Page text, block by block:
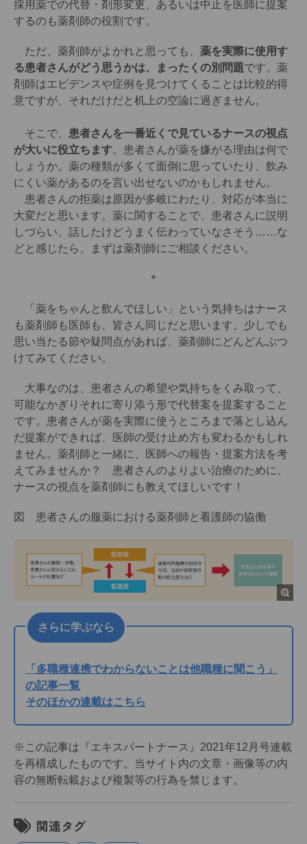
採用薬での代替・剤形変更、あるいは中止を医師に提案
するのも薬剤師の役割です。
ただ、薬剤師がよかれと思っても、 薬を実際に使用す
る患者さんがどう思うかは、まったくの別問題です。薬
剤師はエビデンスや症例を見つけてくることは比較的得
意ですが、それだけだと机上の空論に過ぎません。
そこで、 患者さんを一番近くで見ているナースの視点
が大いに役立ちます。患者さんが薬を嫌がる理由は何で
しょうか。薬の種類が多くて面倒に思っていたり、飲み
にくい薬があるのを言い出せないのかもしれません。
患者さんの拒薬は原因が多岐にわたり、対応が本当に
大変だと思います。薬に関することで、患者さんに説明
しづらい、話したけどうまく伝わっていなさそう……な
どと感じたら、まずは薬剤師にご相談ください。
＊
「薬をちゃんと飲んでほしい」という気持ちはナース
も薬剤師も医師も、皆さん同じだと思います。少しでも
思い当たる節や疑問点があれば、薬剤師にどんどんぶつ
けてみてください。
大事なのは、患者さんの希望や気持ちをくみ取って、
可能なかぎりそれに寄り添う形で代替案を提案すること
です。患者さんが薬を実際に使うところまで落とし込ん
だ提案ができれば、医師の受け止め方も変わるかもしれ
ません。薬剤師と一緒に、医師への報告・提案方法を考
えてみませんか？ 患者さんのよりよい治療のために、
ナースの視点を薬剤師にも教えてほしいです！
図 患者さんの服薬における薬剤師と看護師の協働
さらに学ぶなら
「多職種連携でわからないことは他職種に聞こう」
の記事一覧
そのほかの連載はこちら
※この記事は『エキスパートナース』2021年12月号連載
を再構成したものです。当サイト内の文章・画像等の内
容の無断転載および複製等の行為を禁じます。
関連タグ